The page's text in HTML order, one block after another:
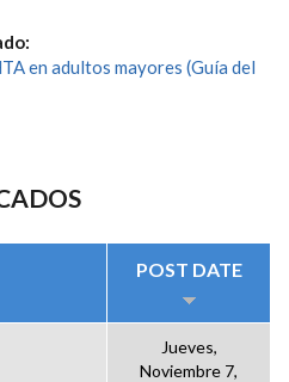
en adultos mayores (Guía del
POST DATE
Jueves,
Noviembre 7,